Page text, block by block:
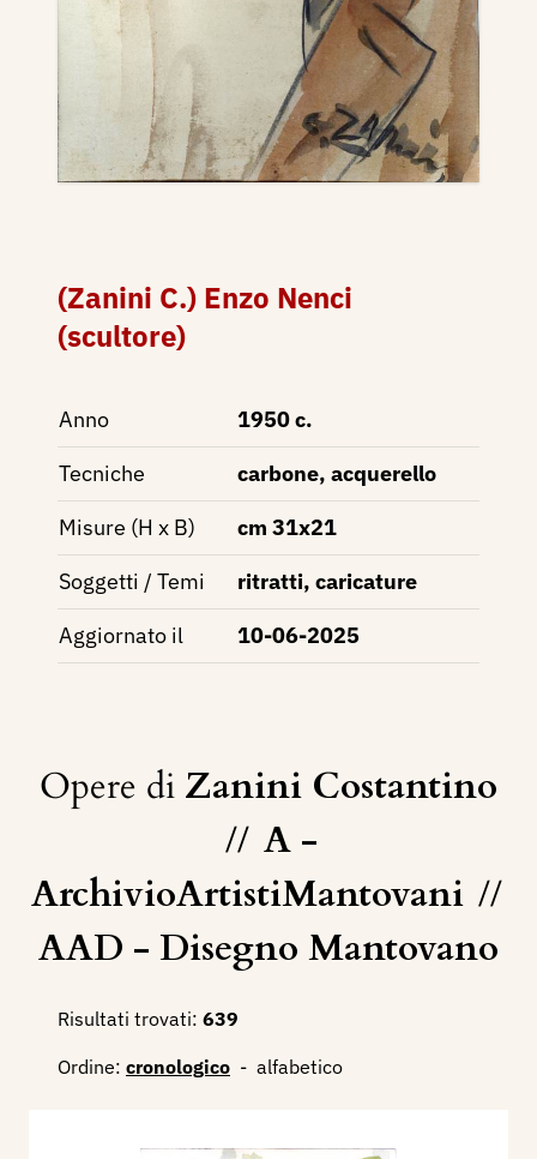
(Zanini C.) Enzo Nenci
(scultore)
Anno
1950 c.
Tecniche
carbone, acquerello
Misure (H x B)
cm 31x21
Soggetti / Temi
ritratti, caricature
Aggiornato il
10-06-2025
Opere di Zanini Costantino
// A -
ArchivioArtistiMantovani //
AAD - Disegno Mantovano
Risultati trovati: 639
Ordine: cronologico - alfabetico